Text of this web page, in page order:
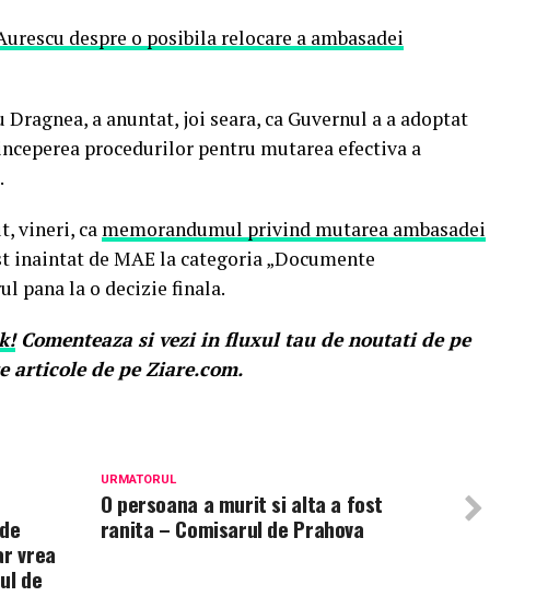
despre o posibila relocare a ambasadei
a anuntat, joi seara, ca Guvernul a a adoptat
procedurilor pentru mutarea efectiva a
vineri, ca memorandumul privind mutarea ambasadei
inaintat de MAE la categoria „Documente
pana la o decizie finala.
Comenteaza si vezi in fluxul tau de noutati de pe
articole de pe Ziare.com.
URMATORUL
O persoana a murit si alta a fost
ranita – Comisarul de Prahova
vrea
de